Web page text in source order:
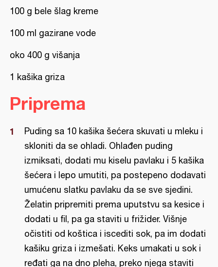
100 g bele šlag kreme
100 ml gazirane vode
oko 400 g višanja
1 kašika griza
Priprema
Puding sa 10 kašika šećera skuvati u mleku i
skloniti da se ohladi. Ohlađen puding
izmiksati, dodati mu kiselu pavlaku i 5 kašika
šećera i lepo umutiti, pa postepeno dodavati
umućenu slatku pavlaku da se sve sjedini.
Želatin pripremiti prema uputstvu sa kesice i
dodati u fil, pa ga staviti u frižider. Višnje
očistiti od koštica i iscediti sok, pa im dodati
kašiku griza i izmešati. Keks umakati u sok i
ređati ga na dno pleha, preko njega staviti